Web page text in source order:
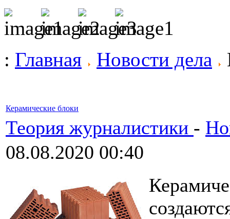
: Главная Новости дела
Керамические блоки
Теория журналистики -
08.08.2020 00:40